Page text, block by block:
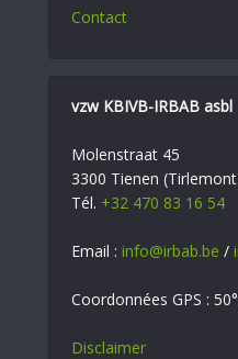
Contact
vzw KBIVB-IRBAB asbl
Molenstraat 45
3300 Tienen
Tél. +32 470 83 16 54
Email : info@irbab.be /
Coordonnées GPS :
Disclaimer